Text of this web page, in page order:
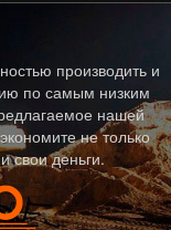
производить и
по самым низким
нашей
не только
свои деньги.